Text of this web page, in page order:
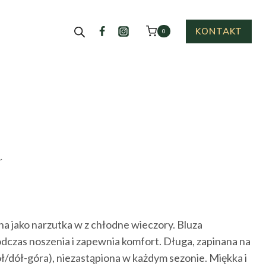
0 KONTAKT
zł.
jako narzutka w z chłodne wieczory. Bluza
noszenia i zapewnia komfort. Długa, zapinana na
dół-góra), niezastąpiona w każdym sezonie. Miękka i